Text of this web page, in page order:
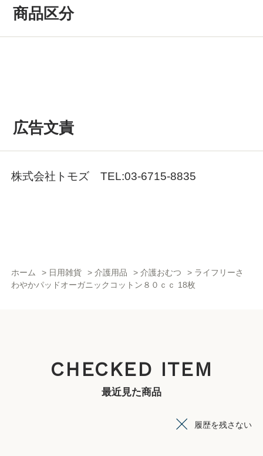
商品区分
広告文責
株式会社トモズ TEL:03-6715-8835
ホーム > 日用雑貨 >介護用品 > 介護おむつ > ライフリーさ
わやかパッドオーガニックコットン８０ｃｃ 18枚
CHECKED ITEM
最近見た商品
履歴を残さない